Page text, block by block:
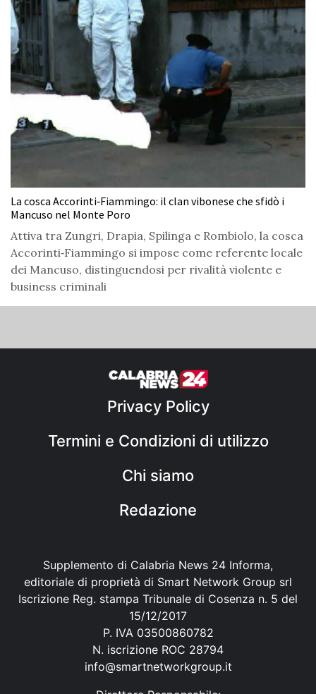
La cosca Accorinti‑Fiammingo: il clan vibonese che sfidò i
Mancuso nel Monte Poro
Attiva tra Zungri, Drapia, Spilinga e Rombiolo, la cosca
Accorinti‑Fiammingo si impose come referente locale
dei Mancuso, distinguendosi per rivalità violente e
business criminali
Privacy Policy
Termini e Condizioni di utilizzo
Chi siamo
Redazione
Supplemento di Calabria News 24 Informa,
editoriale di proprietà di Smart Network Group srl
Iscrizione Reg. stampa Tribunale di Cosenza n. 5 del
15/12/2017
P. IVA 03500860782
N. iscrizione ROC 28794
info@smartnetworkgroup.it